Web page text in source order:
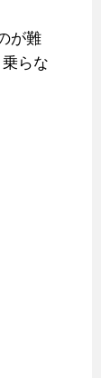
が難
らな